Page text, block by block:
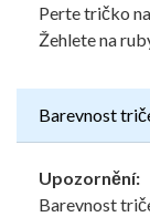
Perte tričko
Žehlete na
Barevnost
Upozornění:
Barevnost